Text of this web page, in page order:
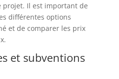
projet. Il est important de
différentes options
et de comparer les prix
et subventions